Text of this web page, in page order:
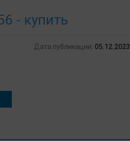
- купить
Дата публикации: 05.12.2023